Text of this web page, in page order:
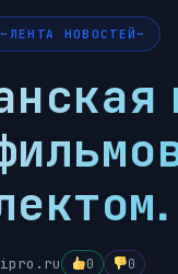
НОВОСТЕЙ~
0 0